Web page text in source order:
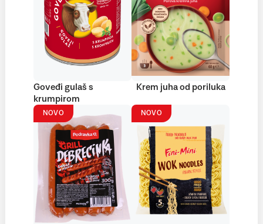
Goveđi gulaš s
krumpirom
Krem juha od poriluka
NOVO NOVO